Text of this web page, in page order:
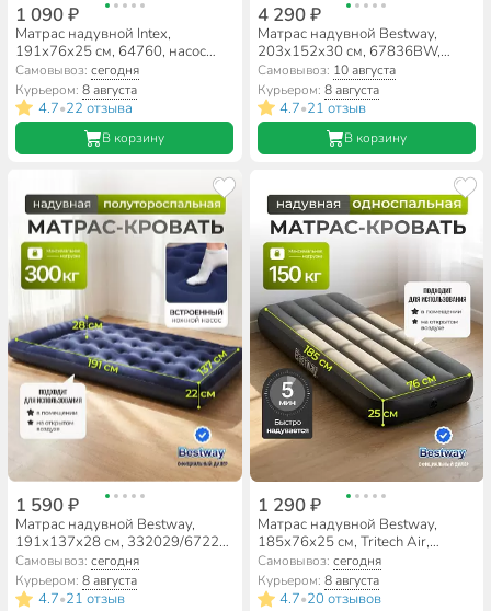
1 090 ₽
Матрас надувной Intex,
191х76х25 см, 64760, насос
встроенный, ножной, 136 кг
Самовывоз:сегодня
Курьером:8 августа
4.7•22 отзыва
В корзину
4 290 ₽
Матрас надувной Bestway,
203х152х30 см, 67836BW,
насос встроенный,
электрический,
флокированный, с сумкой, 300
кг
Самовывоз: 10 августа
Курьером: 8 августа
4.7•21 отзыв
В корзину
1 590 ₽
Матрас надувной Bestway,
191х137х28 см, 332029/67225,
насос встроенный, ножной,
флокированный, 300 кг
Самовывоз:сегодня
Курьером:8 августа
4.7•21 отзыв
1 290 ₽
Матрас надувной Bestway,
185х76х25 см, Tritech Air,
6713K, без насоса,
флокированный, 150 кг
Самовывоз: сегодня
Курьером: 8 августа
4.7•20 отзывов